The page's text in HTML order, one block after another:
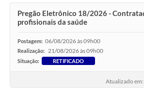
Transparência
Pregão Eletrônico 18/2026 -
profisionais da saúde
Postagem: 06/08/2026 às 09h00
Realização: 21/08/2026 às 09h00
Situação: RETIFICADO
Atualizado